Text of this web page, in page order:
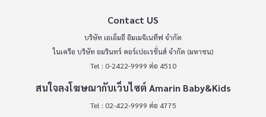
Contact US
บริษัท เอเอ็มอี อิมเมจิเนทีฟ จำกัด
ในเครือ บริษัท อมรินทร์ คอร์เปอเรชั่นส์ จำกัด (มหาชน)
Tel : 0-2422-9999 ต่อ 4510
สนใจลงโฆษณากับเว็บไซต์ Amarin Baby&Kids
Tel : 02-422-9999 ต่อ 4775